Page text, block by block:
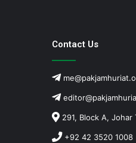
Contact Us
291, Block A,
+92 42 3520 1008